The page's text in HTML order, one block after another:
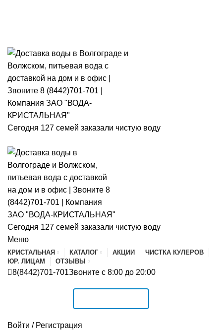
Сегодня 127 семей заказали чистую воду
Сегодня 127 семей заказали чистую воду
Меню
КРИСТАЛЬНАЯ КАТАЛОГ АКЦИИ
ЧИСТКА КУЛЕРОВ
ЮР. ЛИЦАМ
ОТЗЫВЫ
8(8442)701-701Звоните с 8:00 до 20:00
Войти / Регистрация